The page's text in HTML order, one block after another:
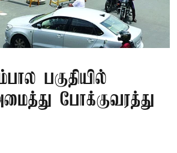
பகுதியில்
போக்குவரத்து